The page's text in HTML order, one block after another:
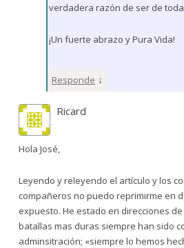
verdadera razón de ser de
¡Un fuerte abrazo y Pura Vida!
Responde ↓
Ricard
Hola José,
Leyendo y releyendo el artículo y los
compañeros no puedo reprimirme en
expuesto. He estado en direcciones
batallas mas duras siempre han sido
adminsitración; «siempre lo hemos